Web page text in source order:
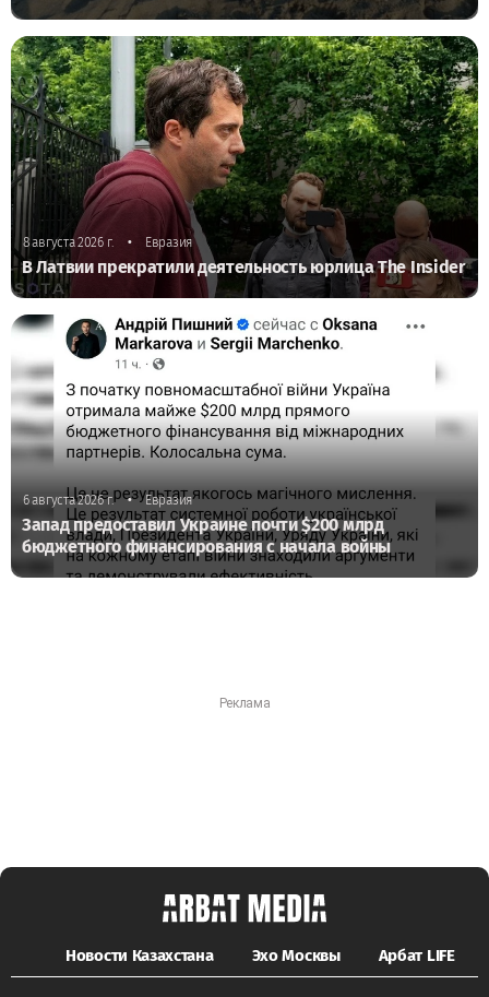
8 августа 2026 г. • Евразия
В Латвии прекратили деятельность юрлица The Insider
6 августа 2026 г. • Евразия
Запад предоставил Украине почти $200 млрд
бюджетного финансирования с начала войны
Новости Казахстана Эхо Москвы Арбат LIFE